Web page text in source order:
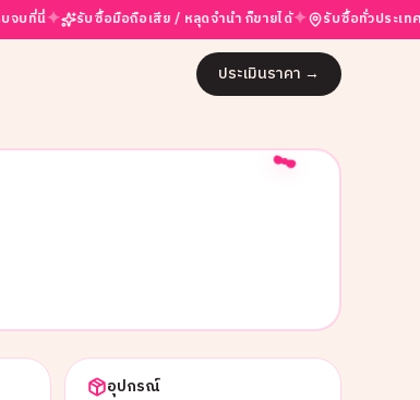
รับซื้อมือถือเสีย / หลุดจำนำ ก็ขายได้✦ รับซื้อทั่วประเทศผ่าน
ประเมินราคา →
อุปกรณ์